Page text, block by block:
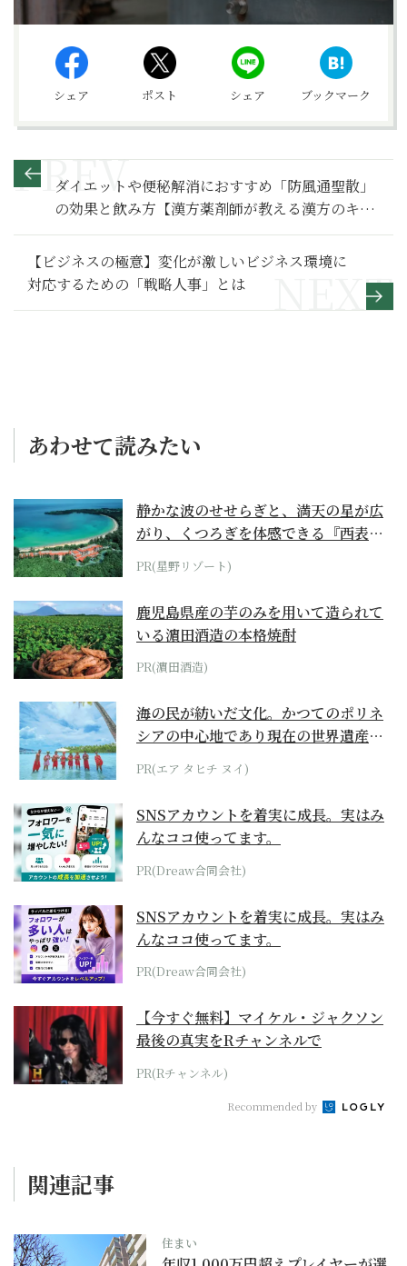
シェア ポスト シェア ブックマーク
ダイエットや便秘解消におすすめ「防風通聖散」
の効果と飲み方【漢方薬剤師が教える漢方のキホ
ン】10
【ビジネスの極意】変化が激しいビジネス環境に
対応するための「戦略人事」とは
あわせて読みたい
静かな波のせせらぎと、満天の星が広
がり、くつろぎを体感できる『西表島
ホテル by...
PR(星野リゾート)
鹿児島県産の芋のみを用いて造られて
いる濵田酒造の本格焼酎
PR(濵田酒造)
海の民が紡いだ文化。かつてのポリネ
シアの中心地であり現在の世界遺産か
らみえてくる...
PR(エア タヒチ ヌイ)
SNSアカウントを着実に成長。実はみ
んなココ使ってます。
PR(Dreaw合同会社)
SNSアカウントを着実に成長。実はみ
んなココ使ってます。
PR(Dreaw合同会社)
【今すぐ無料】マイケル・ジャクソン
最後の真実をRチャンネルで
PR(Rチャンネル)
Recommended by
関連記事
住まい